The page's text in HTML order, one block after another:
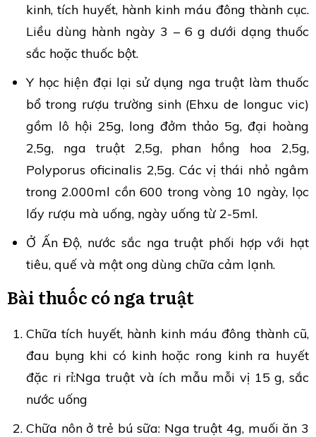
kinh, tích huyết, hành kinh máu đông thành cục.
Liều dùng hành ngày 3 – 6 g dưới dạng thuốc
sắc hoặc thuốc bột.
Y học hiện đại lại sử dụng nga truật làm thuốc
bổ trong rượu trường sinh (Ehxu de longuc vic)
gồm lô hội 25g, long đởm thảo 5g, đại hoàng
2,5g, nga truật 2,5g, phan hồng hoa 2,5g,
Polyporus oficinalis 2,5g. Các vị thái nhỏ ngâm
trong 2.000ml cồn 600 trong vòng 10 ngày, lọc
lấy rượu mà uống, ngày uống từ 2-5ml.
Ở Ấn Độ, nước sắc nga truật phối hợp với hạt
tiêu, quế và mật ong dùng chữa cảm lạnh.
Bài thuốc có nga truật
Chữa tích huyết, hành kinh máu đông thành cũ,
đau bụng khi có kinh hoặc rong kinh ra huyết
đặc ri rỉ:Nga truật và ích mẫu mỗi vị 15 g, sắc
nước uống
Chữa nôn ở trẻ bú sữa: Nga truật 4g, muối ăn 3